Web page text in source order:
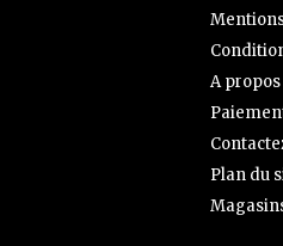
A propos
Plan du